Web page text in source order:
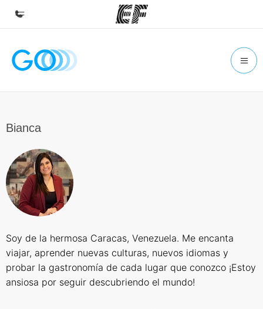
Inicio
Encuentra una oficina
Sobre nosotros
Quiénes somos
Únete al equipo
Bianca
Soy de la hermosa Caracas, Venezuela. Me encanta
viajar, aprender nuevas culturas, nuevos idiomas y
probar la gastronomía de cada lugar que conozco ¡Estoy
ansiosa por seguir descubriendo el mundo!